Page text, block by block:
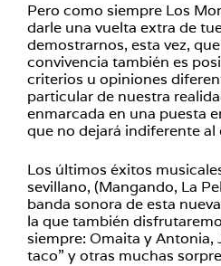
Pero como siempre Los
darle una vuelta extra de
demostrarnos, esta vez,
convivencia también es
criterios u opiniones
particular de nuestra
enmarcada en una puesta
que no dejará indiferente al
Los últimos éxitos
sevillano, (Mangando, La
banda sonora de esta
la que también
siempre: Omaita y Antonia,
taco” y otras muchas